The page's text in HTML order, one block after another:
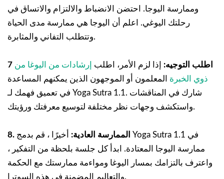
وممارسة اليوجا. احتضن الانضباط والالتزام والاتساق في
رحلتك اليوغي. اعلم أن اليوجا هي ممارسة مدى الحياة
وتتطلب التفاني والمثابرة.
7 اطلب التوجيه: إذا لزم الأمر، اطلب إرشادات من اليوغا من
ذوي الخبرة المعلمون أو الموجهون الذين يمكنهم المساعدة
في تعميق فهمك لـ Yoga Sutra 1.1. شارك في المناقشات
واستكشف وجهات نظر مختلفة لتوسيع معرفتك ورؤيتك.
8. الممارسة العادية: أخيرًا ، قم بدمج Yoga Sutra 1.1 في
ممارسة اليوجا المعتادة. ابدأ كل جلسة بلحظة من التفكير ،
واعترف بالتزامك بمسار اليوغا ومواءمة ممارستك مع الحكمة
والتعاليم المضمنة في هذه السوترا.